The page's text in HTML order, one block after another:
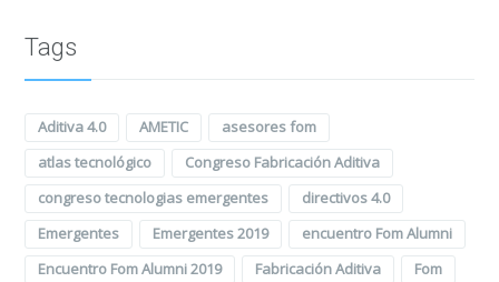
Tags
Aditiva 4.0 AMETIC
asesores fom
atlas tecnológico
Congreso Fabricación Aditiva
congreso tecnologias emergentes
directivos 4.0
Emergentes
Emergentes 2019
encuentro Fom Alumni
Encuentro Fom Alumni 2019
Fabricación Aditiva
Fom